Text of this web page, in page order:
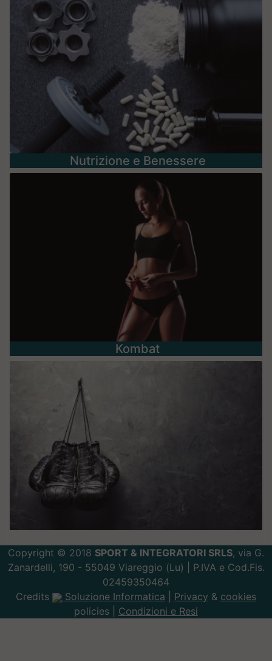
Nutrizione e Benessere
Kombat
Copyright © 2018 SPORT & INTEGRATORI SRLS, via G.
Zanardelli, 190 - 55049 Viareggio (Lu) | P.IVA e Cod.Fis.
02459350464
Credits
Soluzione Informatica Privacy & cookies
policies | Condizioni e Resi